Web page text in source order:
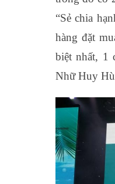
“Sẻ chia
hàng đặt
biệt nhất, 1
Nhữ Huy